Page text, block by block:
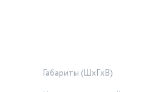
Габариты (ШxГxВ)